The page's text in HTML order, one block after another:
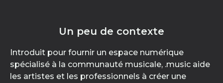
Un peu de contexte
Introduit pour fournir un espace numérique
spécialisé à la communauté musicale, .music aide
les artistes et les professionnels à créer une